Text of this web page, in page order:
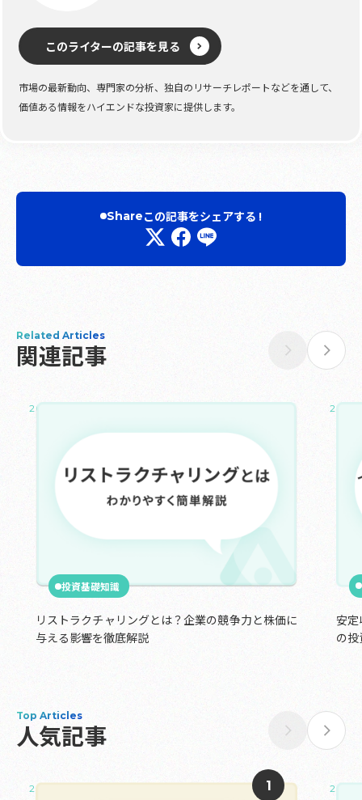
このライターの記事を見る
市場の最新動向、専門家の分析、独自のリサーチレポートなどを通して、
価値ある情報をハイエンドな投資家に提供します。
Shareこの記事をシェアする !
Related Articles
関連記事
2025.02.02
投資基礎知識
リストラクチャリングとは？企業の競争力と株価に
与える影響を徹底解説
安定
の
Top Articles
人気記事
2025.05.02